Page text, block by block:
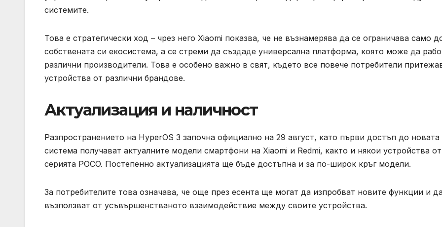
системите.
Това е стратегически ход – чрез него Xiaomi показва, че не възнамерява да се ограничава само
собствената си екосистема, а се стреми да създаде универсална платформа, която може да
различни производители. Това е особено важно в свят, където все повече потребители
устройства от различни брандове.
Актуализация и наличност
Разпространението на HyperOS 3 започна официално на 29 август, като първи достъп до новата
система получават актуалните модели смартфони на Xiaomi и Redmi, както и някои устройства от
серията POCO. Постепенно актуализацията ще бъде достъпна и за по-широк кръг модели.
За потребителите това означава, че още през есента ще могат да изпробват новите функции и
възползват от усъвършенстваното взаимодействие между своите устройства.